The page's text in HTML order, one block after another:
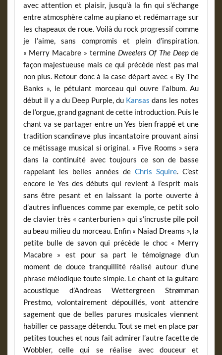
avec attention et plaisir, jusqu’à la fin qui s’échange
entre atmosphère calme au piano et redémarrage sur
les chapeaux de roue. Voilà du rock progressif comme
je l’aime, sans compromis et plein d’inspiration.
« Merry Macabre » termine Dweelers Of The Deepde
façon majestueuse mais ce qui précède n’est pas mal
non plus. Retour donc à la case départ avec « By The
Banks », le pétulant morceau qui ouvre l’album. Au
début il y a du Deep Purple, du Kansas dans les notes
de l’orgue, grand gagnant de cette introduction. Puis le
chant va se partager entre un Yes bien frappé et une
tradition scandinave plus incantatoire prouvant ainsi
ce métissage musical si original. « Five Rooms » sera
dans la continuité avec toujours ce son de basse
rappelant les belles années deChris Squire. C’est
encore le Yes des débuts qui revient à l’esprit mais
sans être pesant et en laissant la porte ouverte à
d’autres influences comme par exemple, ce petit solo
de clavier très « canterburien » qui s’incruste pile poil
au beau milieu du morceau. Enfin « Naiad Dreams », la
petite bulle de savon qui précède le choc « Merry
Macabre » est pour sa part le témoignage d’un
moment de douce tranquillité réalisé autour d’une
phrase mélodique toute simple. Le chant et la guitare
acoustique d’Andreas Wettergreen Strømman
Prestmo, volontairement dépouillés, vont attendre
sagement que de belles parures musicales viennent
habiller ce passage détendu. Tout se met en place par
petites touches et nous fait admirer l’autre facette de
Wobbler, celle qui se réalise avec douceur et